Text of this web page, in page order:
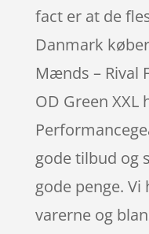
fact er at de
Danmark
Mænds – Rival
OD Green
gode tilbud og
gode penge.
varerne og